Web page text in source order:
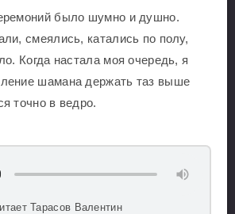
было шумно и душно.
смеялись, катались по полу,
Когда настала моя очередь, я
шамана держать таз выше
точно в ведро.
Тарасов Валентин